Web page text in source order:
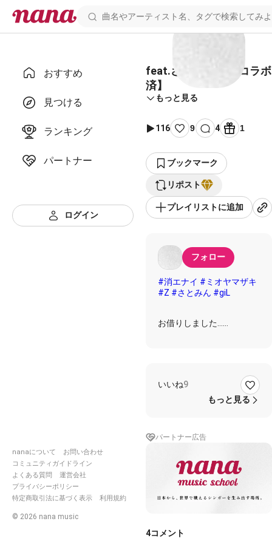
おすすめ
見つける
ランキング
パートナー
ログイン
nanaについて
お問い合わせ
コミュニティガイドライン
よくある質問
運営会社
プライバシーポリシー
特定商取引法に基づく表示
利用規約
© 2026 nana music
feat.さとみん 様【コラボ
済】
もっと見る
116 9 4 1
ブックマーク
リポスト
プレイリストに追加
フォロー
#消エナイ #ミオヤマザキ
#Z #さとみん #giL
お借りしました…
Sver.https://nana-
music.com/sounds/
いいね9
もっと見る
パートナー広告
4コメント